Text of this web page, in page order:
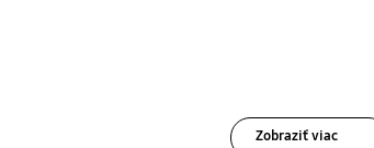
Zobraziť viac